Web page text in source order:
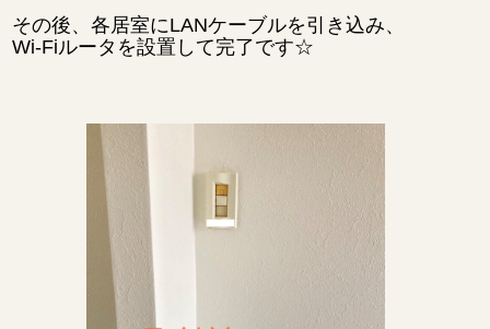
その後、各居室にLANケーブルを引き込み、
Wi-Fiルータを設置して完了です☆